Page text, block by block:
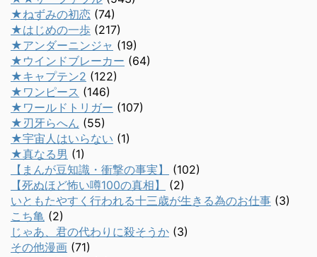
★ねずみの初恋 (74)
★はじめの一歩 (217)
★アンダーニンジャ (19)
★ウインドブレーカー (64)
★キャプテン2 (122)
★ワンピース (146)
★ワールドトリガー (107)
★刃牙らへん (55)
★宇宙人はいらない (1)
★真なる男 (1)
【まんが豆知識・衝撃の事実】
(102)
【死ぬほど怖い噂100の真相】
(2)
いともたやすく行われる十三歳が生きる為のお仕事 (3)
こち亀 (2)
じゃあ、君の代わりに殺そうか (3)
その他漫画 (71)